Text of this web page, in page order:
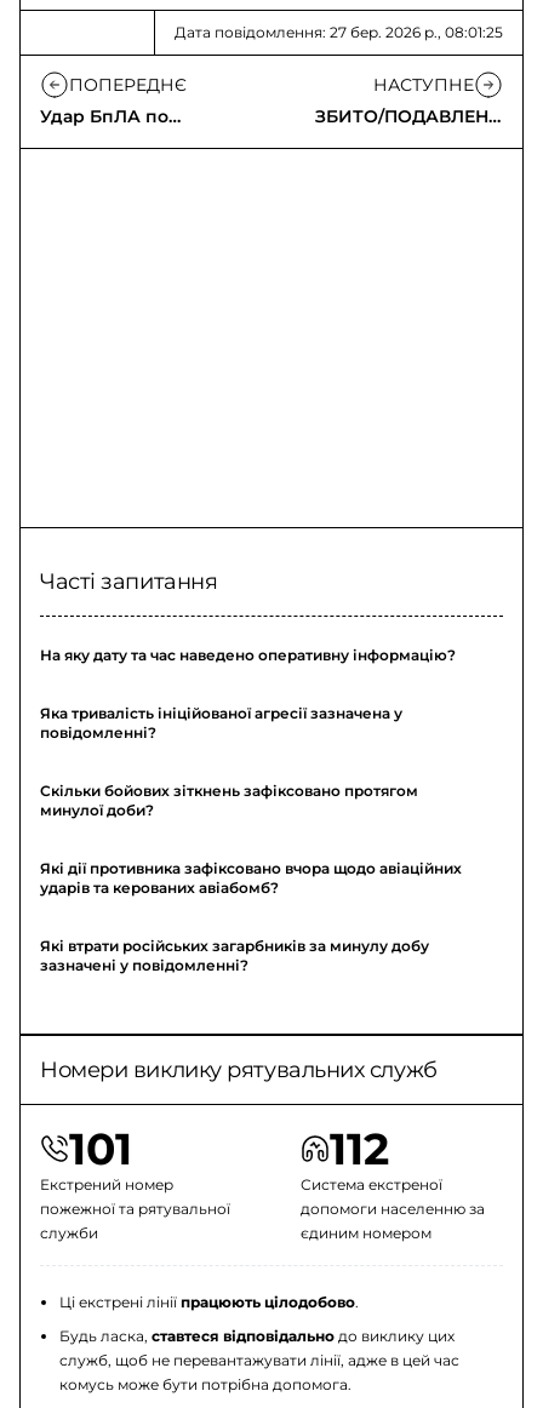
Дата повідомлення: 27 бер. 2026 р., 08:01:25
ПОПЕРЕДНЄ
Удар БпЛА по
житловій
НАСТУПНЕ
ЗБИТО/ПОДАВЛЕНО
93 ворожі БпЛА
Часті запитання
На яку дату та час наведено оперативну інформацію?
Яка тривалість ініційованої агресії зазначена у
повідомленні?
Скільки бойових зіткнень зафіксовано протягом
минулої доби?
Які дії противника зафіксовано вчора щодо авіаційних
ударів та керованих авіабомб?
Які втрати російських загарбників за минулу добу
зазначені у повідомленні?
Номери виклику рятувальних служб
101
Екстрений номер
пожежної та рятувальної
служби
112
Система екстреної
допомоги населенню за
єдиним номером
Ці екстрені лініїпрацюють цілодобово.
Будь ласка,ставтеся відповідально до виклику цих
служб, щоб не перевантажувати лінії, адже в цей час
комусь може бути потрібна допомога.